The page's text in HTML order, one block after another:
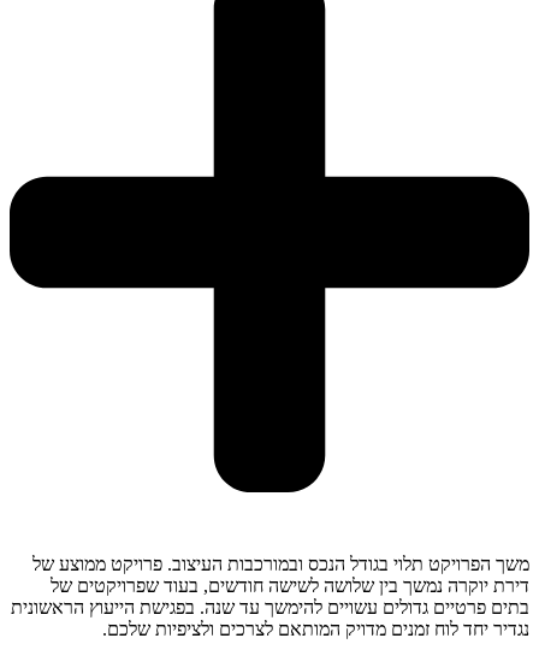
משך הפרויקט תלוי בגודל הנכס ובמורכבות העיצוב. פרויקט ממוצע של
דירת יוקרה נמשך בין שלושה לשישה חודשים, בעוד שפרויקטים של
בתים פרטיים גדולים עשויים להימשך עד שנה. בפגישת הייעוץ הראשונית
נגדיר יחד לוח זמנים מדויק המותאם לצרכים ולציפיות שלכם.